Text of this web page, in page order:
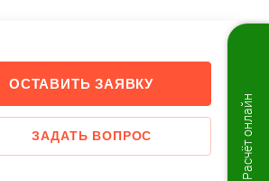
ОСТАВИТЬ ЗАЯВКУ
ЗАДАТЬ ВОПРОС Расчёт онлайн